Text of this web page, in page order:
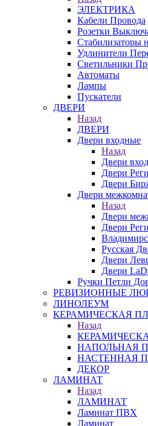
ЭЛЕКТРИКА
Кабели Провода
Розетки
Стабилизаторы
Удлинители
Светильники
Автоматы
Лампы
Пускатели
ДВЕРИ
Назад
ДВЕРИ
Двери входные
Назад
Двери
Двери
Двери
Двери
Назад
Двери
Двери
Русская
Двери
Двери
Ручки Петли
РЕВИЗИОННЫЕ
ЛИНОЛЕУМ
КЕРАМИЧЕСКАЯ
Назад
НАПОЛЬНАЯ
НАСТЕННАЯ
ДЕКОР
ЛАМИНАТ
Назад
ЛАМИНАТ
Ламинат ПВХ
Ламинат